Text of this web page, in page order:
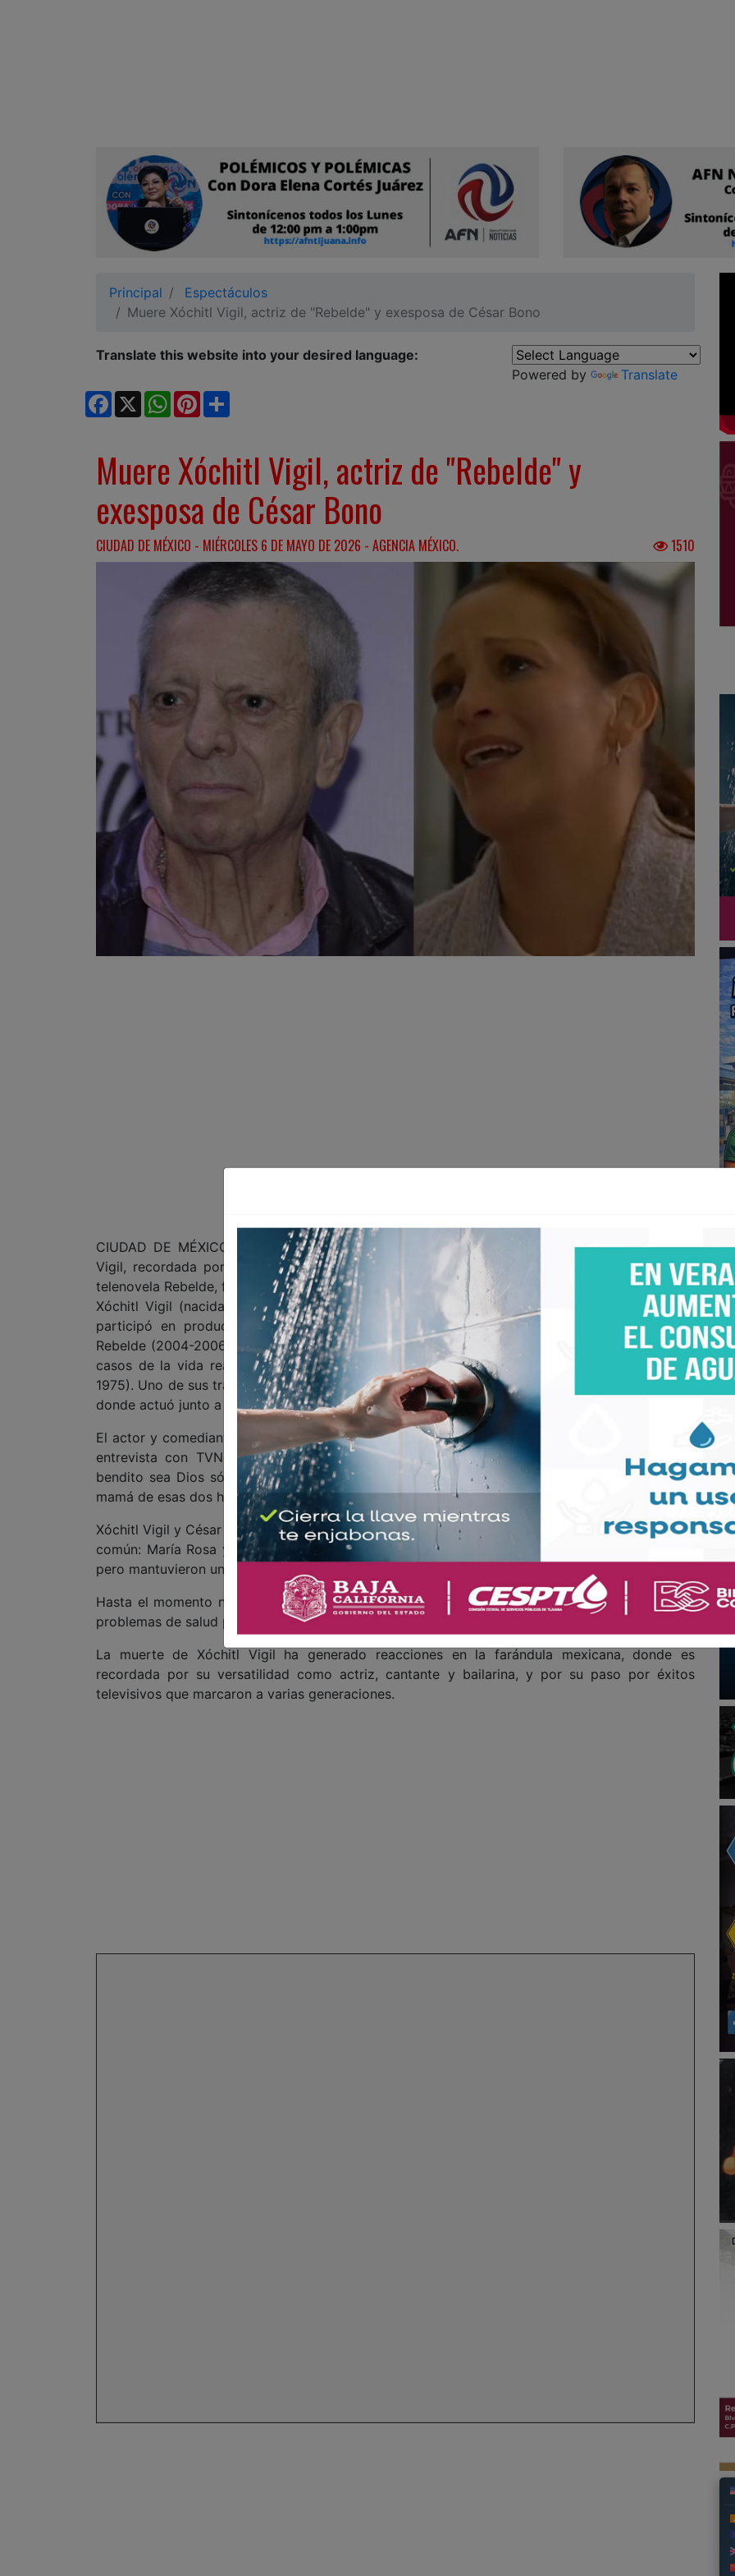
Principal
Espectáculos
Muere Xóchitl Vigil, actriz de "Rebelde" y exesposa de César Bono
Translate this website into your desired language:
Powered by
Translate
Facebook
X WhatsApp
Pinterest
Muere Xóchitl Vigil, actriz de "Rebelde" y
exesposa de César Bono
CIUDAD DE MÉXICO - MIÉRCOLES 6 DE MAYO DE 2026 - AGENCIA MÉXICO. 1510
CIUDAD DE MÉXICO 6 DE MAYO DE 2026 (AGENCIA MÉXICO).- La actriz mexicana Xóchitl
Vigil, recordada por interpretar a Rosa Fernández, la madre de Lupita (Maite Perroni) en la
telenovela Rebelde, falleció el lunes 4 de mayo de 2026 a los 73 años de edad.
Xóchitl Vigil (nacida el 3 de diciembre de 1952) inició su carrera en la década de los 70 y
participó en producciones emblemáticas de la televisión mexicana. Además de su rol en
Rebelde (2004-2006), formó parte del elenco de Clase 406, Alguna vez tendremos alas, Mujer,
casos de la vida real y el programa infantil Plaza Sésamo (donde interpretó a Mercedes en
1975). Uno de sus trabajos más recordados fue en la comedia Hogar Dulce Hogar (1982-1984),
donde actuó junto a su entonces esposo César Bono y una de sus hijas.
El actor y comediante César Bono confirmó la noticia este martes 5 de mayo de 2026 en una
entrevista con TVNotas, donde se mostró visiblemente afectado: “Yo me casé dos veces,
bendito sea Dios sólo fueron dos. El primer matrimonio tuve dos hijas mujeres, ayer murió la
mamá de esas dos hijas”. Agregó con tristeza: “Me dolió, como me está doliendo ahorita”.
Xóchitl Vigil y César Bono estuvieron casados aproximadamente 13 años y tuvieron dos hijas en
común: María Rosa y María Sol (Sol Queijeiro Vigil). La pareja se separó hace varias décadas,
pero mantuvieron una relación cordial como padres.
Hasta el momento no se ha revelado la causa de su fallecimiento ni se ha informado si había
problemas de salud previos o hospitalizaciones recientes.
La muerte de Xóchitl Vigil ha generado reacciones en la farándula mexicana, donde es
recordada por su versatilidad como actriz, cantante y bailarina, y por su paso por éxitos
televisivos que marcaron a varias generaciones.